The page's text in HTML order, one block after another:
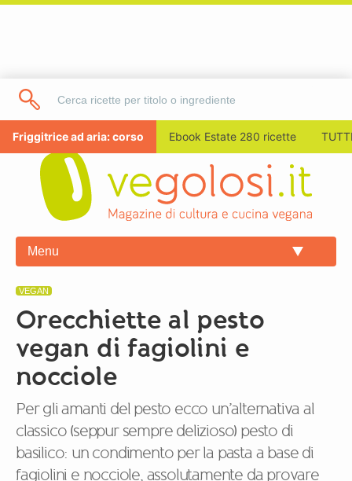
Friggitrice ad aria: corso Ebook Estate 280 ricette
Menu
VEGAN
Orecchiette al pesto
vegan di fagiolini e
nocciole
Per gli amanti del pesto ecco un’alternativa al
classico (seppur sempre delizioso) pesto di
basilico: un condimento per la pasta a base di
fagiolini e nocciole, assolutamente da provare